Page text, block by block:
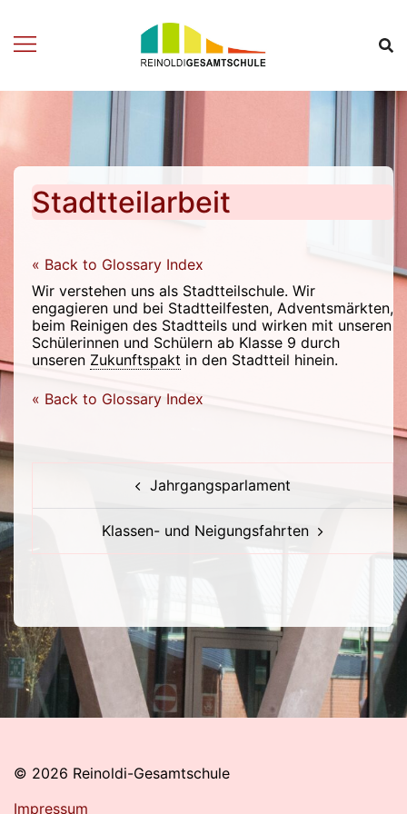
springen
Stadtteilarbeit
« Back to Glossary Index
Wir verstehen uns als Stadtteilschule. Wir
engagieren und bei Stadtteilfesten, Adventsmärkten,
beim Reinigen des Stadtteils und wirken mit unseren
Schülerinnen und Schülern ab Klasse 9 durch
unseren Zukunftspakt in den Stadtteil hinein.
« Back to Glossary Index
BeitragsnavigationJahrgangsparlament
Klassen- und Neigungsfahrten
© 2026 Reinoldi-Gesamtschule
Impressum